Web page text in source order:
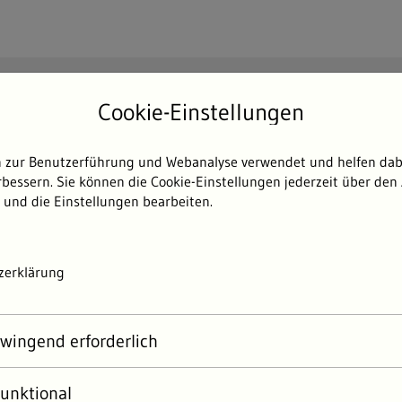
Themen Umweltdaten
Flüsse spüren den
Cookie-Einstellungen
zur Benutzerführung und Webanalyse verwendet und helfen
Sie können die Cookie-Einstellungen jederzeit über
und die Einstellungen bearbeiten.
erforderlich